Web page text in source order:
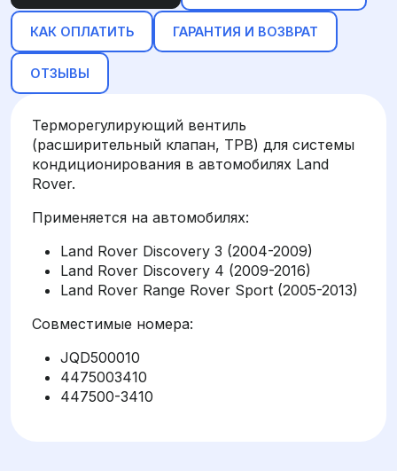
КАК ОПЛАТИТЬ ГАРАНТИЯ И ВОЗВРАТ
ОТЗЫВЫ
Терморегулирующий вентиль
(расширительный клапан, ТРВ) для системы
кондиционирования в автомобилях Land
Rover.
Применяется на автомобилях:
Land Rover Discovery 3 (2004-2009)
Land Rover Discovery 4 (2009-2016)
Land Rover Range Rover Sport (2005-2013)
Совместимые номера:
JQD500010
4475003410
447500-3410